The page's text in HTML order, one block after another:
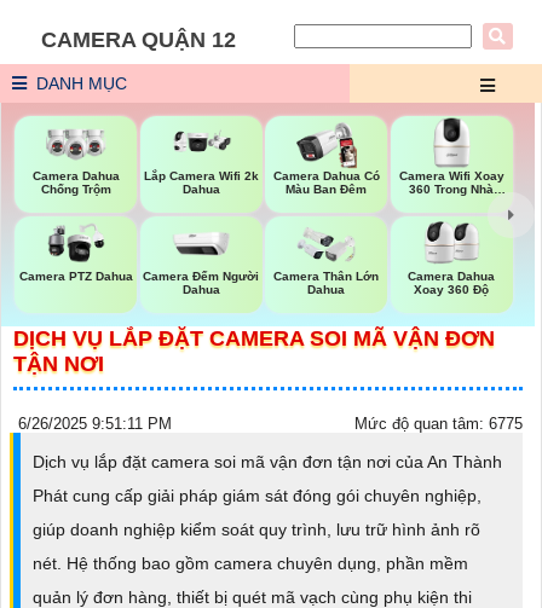
CAMERA QUẬN 12
DANH MỤC
Camera Dahua
Chống Trộm
Lắp Camera Wifi 2k
Dahua
Camera Dahua Có
Màu Ban Đêm
Camera Wifi Xoay
360 Trong Nhà
Camera PTZ Dahua
Camera Đếm Người
Dahua
Camera Thân Lớn
Dahua
Camera Dahua
Xoay 360 Độ
DỊCH VỤ LẮP ĐẶT CAMERA SOI MÃ VẬN ĐƠN
TẬN NƠI
6/26/2025 9:51:11 PM Mức độ quan tâm: 6775
Dịch vụ lắp đặt camera soi mã vận đơn tận nơi của An Thành
Phát cung cấp giải pháp giám sát đóng gói chuyên nghiệp,
giúp doanh nghiệp kiểm soát quy trình, lưu trữ hình ảnh rõ
nét. Hệ thống bao gồm camera chuyên dụng, phần mềm
quản lý đơn hàng, thiết bị quét mã vạch cùng phụ kiện thi